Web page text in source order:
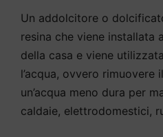
Un addolcitore o
resina che viene installata
della casa e viene
l’acqua, ovvero rimuovere
un’acqua meno dura per
caldaie, elettrodomestici,